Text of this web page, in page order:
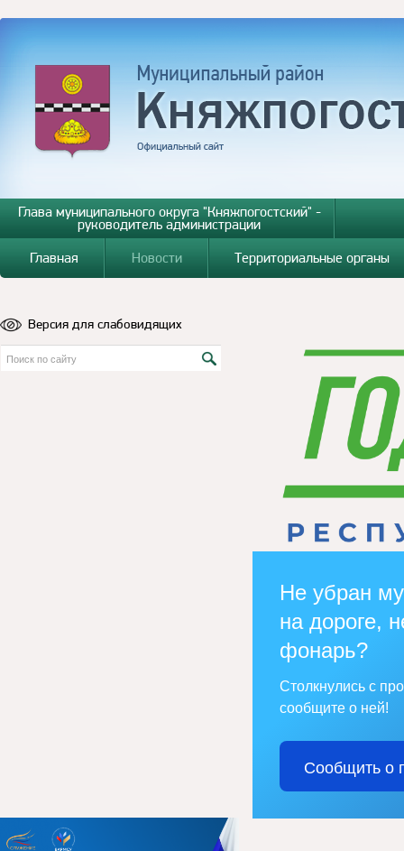
Глава муниципального округа "Княжпогостский" -
руководитель администрации
Главная
Новости Территориальные органы
Версия для слабовидящих
Не убран
на дороге,
фонарь?
Столкнулись с
сообщите о ней!
Сообщить о